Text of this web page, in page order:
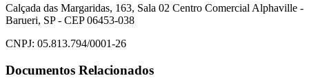
Calçada das Margaridas, 163, Sala 02 Centro Comercial Alphaville -
Barueri, SP - CEP 06453-038
CNPJ: 05.813.794/0001-26
Documentos Relacionados